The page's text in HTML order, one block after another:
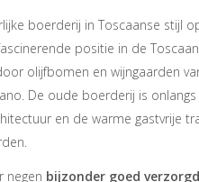
boerderij in Toscaanse stijl
positie in de
olijfbomen en wijngaarden
De oude boerderij is
en de warme gastvrije
negen bijzonder goed